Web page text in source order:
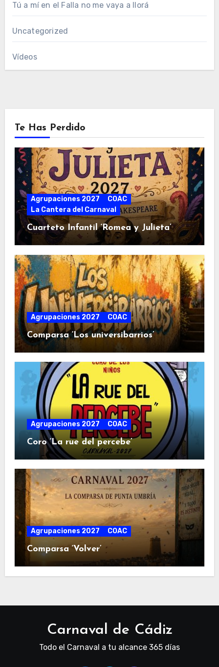
Tú a mí en el Falla no me vaya a llorá
Uncategorized
Vídeos
Te Has Perdido
Agrupaciones 2027
COAC
La Cantera del Carnaval
Cuarteto Infantil ‘Romea y Julieta’
Agrupaciones 2027 COAC
Comparsa ‘Los universibarrios’
Agrupaciones 2027 COAC
Coro ‘La rue del percebe’
Agrupaciones 2027 COAC
Comparsa ‘Volver’
Carnaval de Cádiz
Todo el Carnaval a tu alcance 365 días